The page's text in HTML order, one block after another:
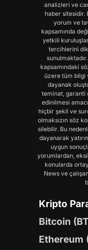
analizleri ve
haber sitesidir.
yorum ve
kapsamında
yetkili
tercihlerini
kapsamındaki
üzere tüm bilgi
dayanak
teminat, garanti
edinilmesi
hiçbir şekil ve
olmaksızın söz
silebilir. Bu
dayanarak
uygun
yorumlardan,
konularda
News ve
Kripto
Bitcoin
Ethereum